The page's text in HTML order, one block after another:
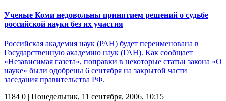
Ученые Коми недовольны принятием решений о судьбе
российской науки без их участия
Российская академия наук (РАН) будет переименована в
Государственную академию наук (ГАН). Как сообщает
«Независимая газета», поправки в некоторые статьи закона «О
науке» были одобрены 6 сентября на закрытой части
заседания правительства РФ.
1184 0 | Понедельник, 11 сентября, 2006, 10:15